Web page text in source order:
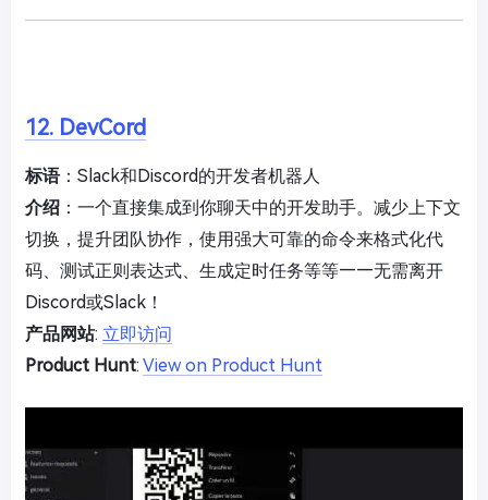
12. DevCord
标语：Slack和Discord的开发者机器人
介绍 ：一个直接集成到你聊天中的开发助手。减少上下文
切换，提升团队协作，使用强大可靠的命令来格式化代
码、测试正则表达式、生成定时任务等等——无需离开
Discord或Slack！
产品网站: 立即访问
Product Hunt: View on Product Hunt